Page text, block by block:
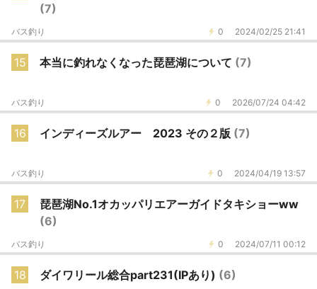
(7)
0 2024/02/25 21:41
バス釣り
15 本当に釣れなくなった琵琶湖について (7)
0 2026/07/24 04:42
バス釣り
16 インディーズルアー 2023 その２版 (7)
0 2024/04/19 13:57
バス釣り
17
琵琶湖No.1オカッパリエアーガイドタキショーww
(6)
0 2024/07/11 00:12
バス釣り
18 ダイワリール総合part231(IPあり) (6)